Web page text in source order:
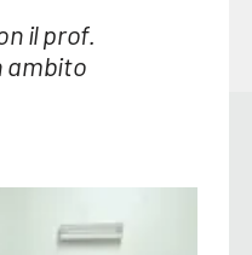
il prof.
ambito